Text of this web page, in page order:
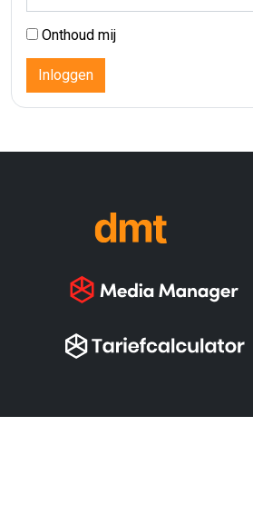
Onthoud mij